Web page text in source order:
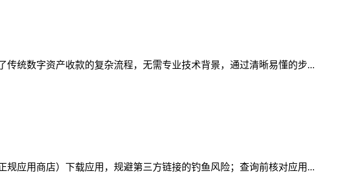
统数字资产收款的复杂流程，无需专业技术背景，通过清晰易懂的步...
应用商店）下载应用，规避第三方链接的钓鱼风险；查询前核对应用...